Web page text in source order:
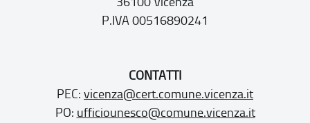
P.IVA 00516890241
CONTATTI
PEC: vicenza@cert.comune.vicenza.it
PO: ufficiounesco@comune.vicenza.it